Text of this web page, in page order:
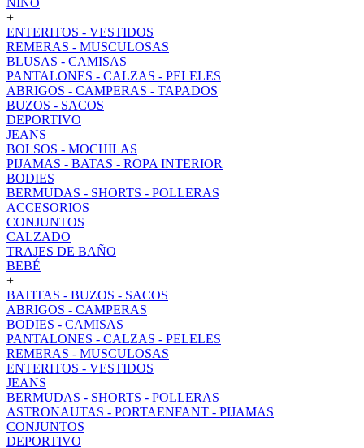
NIÑO
+
ENTERITOS - VESTIDOS
REMERAS - MUSCULOSAS
BLUSAS - CAMISAS
PANTALONES - CALZAS - PELELES
ABRIGOS - CAMPERAS - TAPADOS
BUZOS - SACOS
DEPORTIVO
JEANS
BOLSOS - MOCHILAS
PIJAMAS - BATAS - ROPA INTERIOR
BODIES
BERMUDAS - SHORTS - POLLERAS
ACCESORIOS
CONJUNTOS
CALZADO
TRAJES DE BAÑO
BEBÉ
+
BATITAS - BUZOS - SACOS
ABRIGOS - CAMPERAS
BODIES - CAMISAS
PANTALONES - CALZAS - PELELES
REMERAS - MUSCULOSAS
ENTERITOS - VESTIDOS
JEANS
BERMUDAS - SHORTS - POLLERAS
ASTRONAUTAS - PORTAENFANT - PIJAMAS
CONJUNTOS
DEPORTIVO